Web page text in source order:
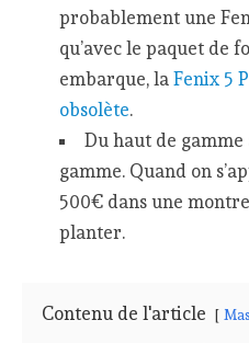
probablement une
qu’avec le paquet de
embarque, la Fenix 5
obsolète.
Du haut de
gamme. Quand on
500€ dans une
planter.
Contenu de l'article